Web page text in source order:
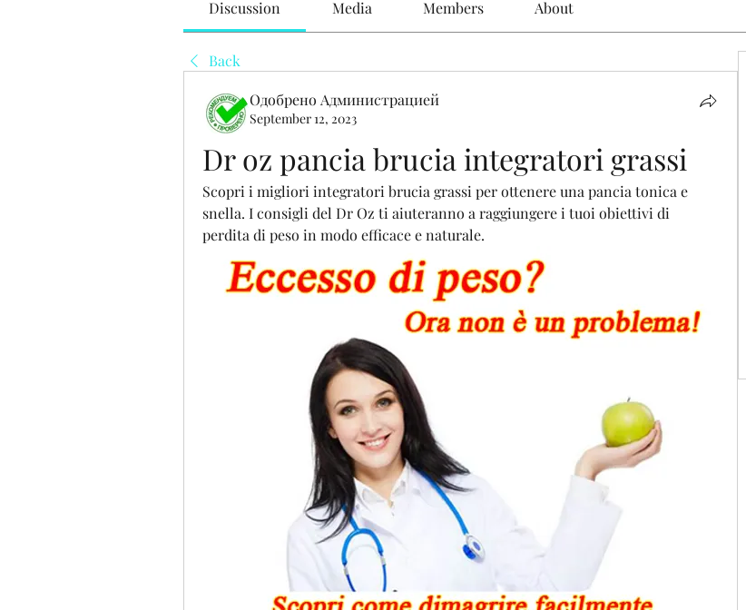
Discussion Media Members About
Back
Одобрено Администрацией
September 12, 2023
Dr oz pancia brucia integratori grassi
Scopri i migliori integratori brucia grassi per ottenere una pancia tonica e
snella. I consigli del Dr Oz ti aiuteranno a raggiungere i tuoi obiettivi di
perdita di peso in modo efficace e naturale.